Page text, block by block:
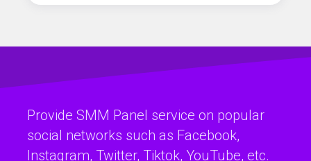
Provide SMM Panel service on popular
social networks such as Facebook,
Instagram, Twitter, Tiktok, YouTube, etc.